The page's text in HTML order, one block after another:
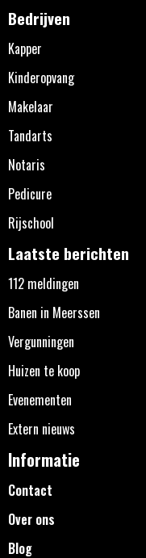
Bedrijven
Kapper
Kinderopvang
Makelaar
Tandarts
Notaris
Pedicure
Rijschool
Laatste berichten
112 meldingen
Banen in Meerssen
Vergunningen
Huizen te koop
Evenementen
Extern nieuws
Informatie
Contact
Over ons
Blog